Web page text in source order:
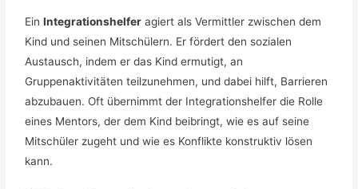
EinIntegrationshelfer agiert als Vermittler zwischen dem
Kind und seinen Mitschülern. Er fördert den sozialen
Austausch, indem er das Kind ermutigt, an
Gruppenaktivitäten teilzunehmen, und dabei hilft, Barrieren
abzubauen. Oft übernimmt der Integrationshelfer die Rolle
eines Mentors, der dem Kind beibringt, wie es auf seine
Mitschüler zugeht und wie es Konflikte konstruktiv lösen
kann.